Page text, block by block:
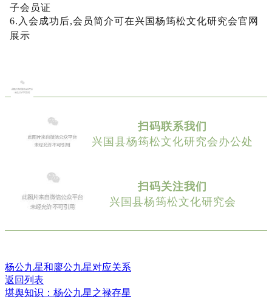
子会 员证
6. 入 会 成功 后,会 员简介可在兴国 杨筠松文化研究会官 网
展示
扫码联系我们
兴国县杨筠松文化研究会办公处
扫码关注我们
兴国县杨筠松文化研究会
杨公九星和廖公九星对应关系
返回列表
堪舆知识：杨公九星之禄存星